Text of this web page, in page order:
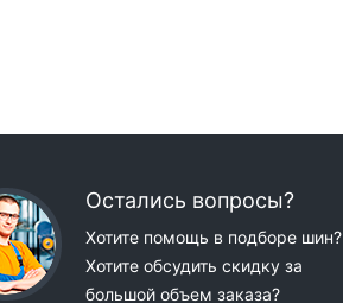
Остались вопросы?
Хотите помощь в подборе шин?
Хотите обсудить скидку за
большой объем заказа?